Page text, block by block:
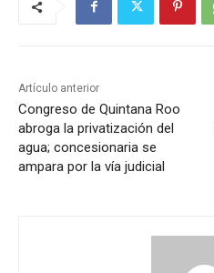
Artículo anterior
Congreso de Quintana Roo
abroga la privatización del
agua; concesionaria se
ampara por la vía judicial